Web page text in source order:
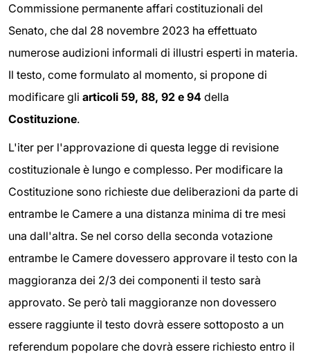
Commissione permanente affari costituzionali del
Senato, che dal 28 novembre 2023 ha effettuato
numerose audizioni informali di illustri esperti in materia.
Il testo, come formulato al momento, si propone di
modificare gli articoli 59, 88, 92 e 94 della
Costituzione.
L'iter per l'approvazione di questa legge di revisione
costituzionale è lungo e complesso. Per modificare la
Costituzione sono richieste due deliberazioni da parte di
entrambe le Camere a una distanza minima di tre mesi
una dall'altra. Se nel corso della seconda votazione
entrambe le Camere dovessero approvare il testo con la
maggioranza dei 2/3 dei componenti il testo sarà
approvato. Se però tali maggioranze non dovessero
essere raggiunte il testo dovrà essere sottoposto a un
referendum popolare che dovrà essere richiesto entro il